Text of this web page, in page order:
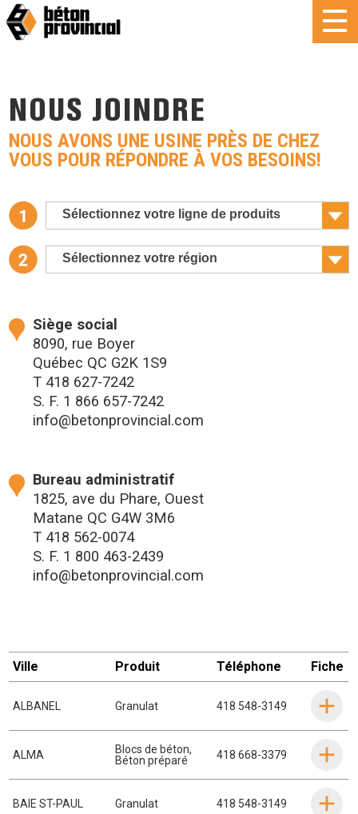
NOUS JOINDRE
NOUS AVONS UNE USINE PRÈS DE CHEZ
VOUS POUR RÉPONDRE À VOS BESOINS!
Sélectionnez votre ligne de produits
Sélectionnez votre région
Siège social
8090, rue Boyer
Québec QC G2K 1S9
T 418 627-7242
S. F. 1 866 657-7242
info@betonprovincial.com
Bureau administratif
1825, ave du Phare, Ouest
Matane QC G4W 3M6
T 418 562-0074
S. F. 1 800 463-2439
info@betonprovincial.com
Ville Produit Téléphone Fiche
ALBANEL Granulat 418 548-3149
ALMA Blocs de béton,
Béton préparé
418 668-3379
BAIE ST-PAUL Granulat 418 548-3149